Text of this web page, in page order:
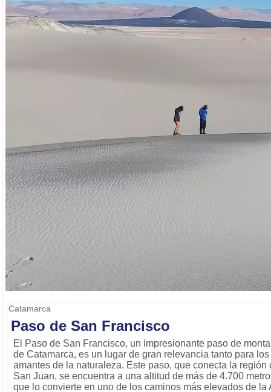
Catamarca
Paso de San Francisco
El Paso de San Francisco, un impresionante paso de
de Catamarca, es un lugar de gran relevancia tanto para
amantes de la naturaleza. Este paso, que conecta la
San Juan, se encuentra a una altitud de más de 4.700
que lo convierte en uno de los caminos más elevados de la